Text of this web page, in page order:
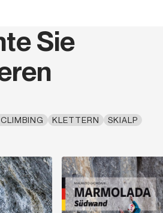
MAG 036
Italienisch
Sie
KLETTERN SKIALP
Entdecken